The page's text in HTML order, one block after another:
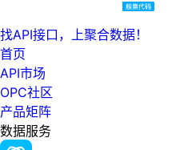
找API接口，上聚合数据！
首页
API市场
OPC社区
产品矩阵
数据服务